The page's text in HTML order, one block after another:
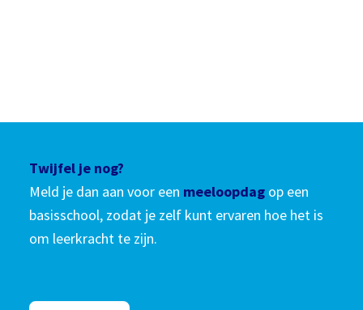
Twijfel je nog?
Meld je dan aan voor een meeloopdagop een
basisschool, zodat je zelf kunt ervaren hoe het is
om leerkracht te zijn.